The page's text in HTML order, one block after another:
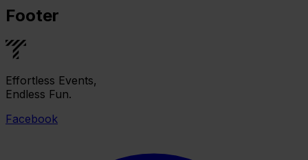
Footer
Effortless Events,
Endless Fun.
Facebook